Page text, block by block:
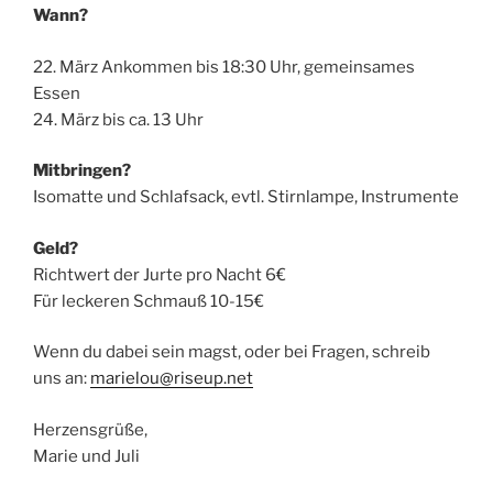
Wann?
22. März Ankommen bis 18:30 Uhr, gemeinsames
Essen
24. März bis ca. 13 Uhr
Mitbringen?
Isomatte und Schlafsack, evtl. Stirnlampe, Instrumente
Geld?
Richtwert der Jurte pro Nacht 6€
Für leckeren Schmauß 10-15€
Wenn du dabei sein magst, oder bei Fragen, schreib
uns an: marielou@riseup.net
Herzensgrüße,
Marie und Juli